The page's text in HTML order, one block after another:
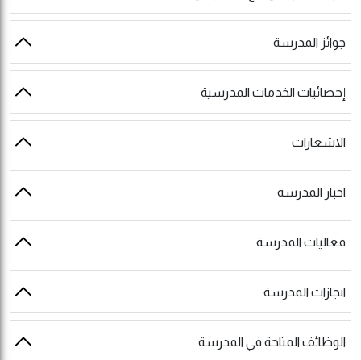
جوائز المدرسة
إحصائيات الخدمات المدرسية
الاشعارات
اخبار المدرسة
فعاليات المدرسة
انجازات المدرسة
الوظائف المتاحة في المدرسة